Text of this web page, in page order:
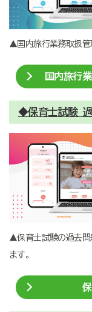
▲国内旅行業務取扱管
国内旅行
◆保育士試験
▲保育士試験の過去問
ます。